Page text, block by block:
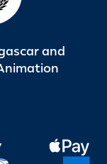
and